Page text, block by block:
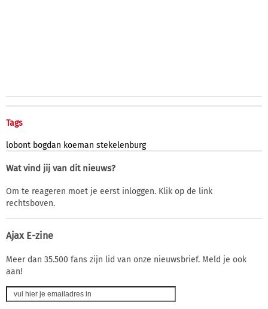
Tags
lobont bogdan koeman stekelenburg
Wat vind jij van dit nieuws?
Om te reageren moet je eerst inloggen. Klik op de link
rechtsboven.
Ajax E-zine
Meer dan 35.500 fans zijn lid van onze nieuwsbrief. Meld je ook
aan!